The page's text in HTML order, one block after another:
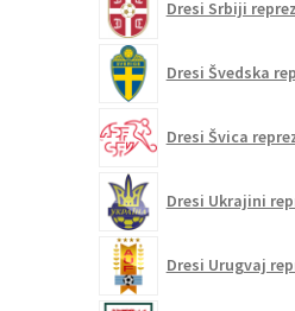
Dresi Srbiji
Dresi Švedska
Dresi Švica
Dresi Ukrajini
Dresi Urugvaj